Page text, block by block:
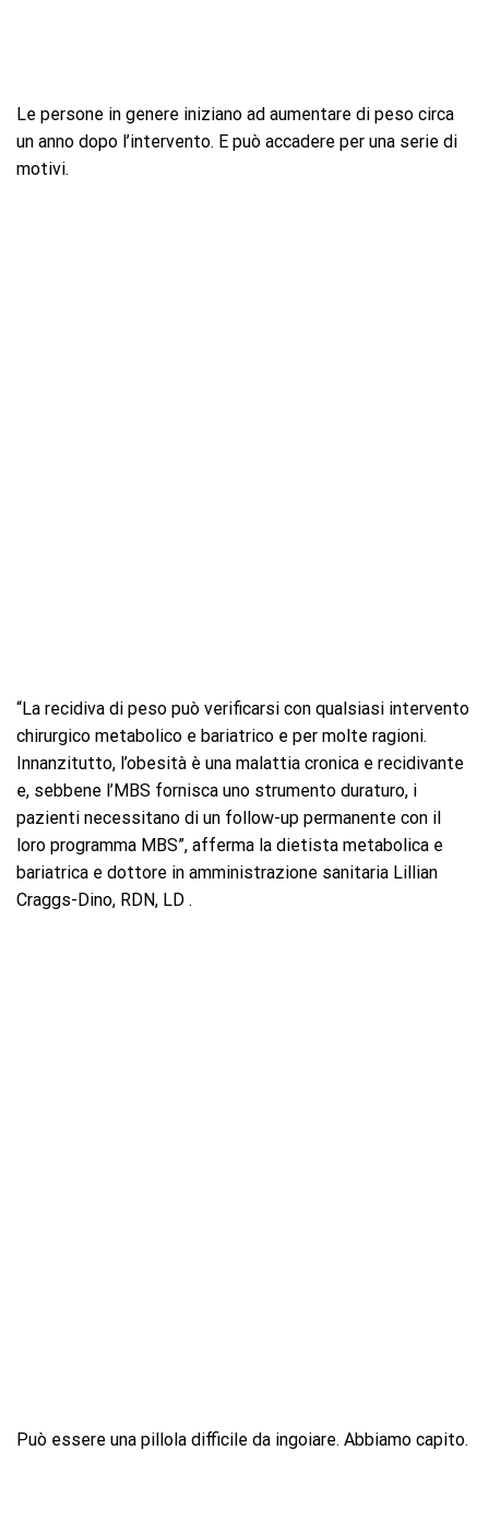
Le persone in genere iniziano ad aumentare di peso circa
un anno dopo l’intervento. E può accadere per una serie di
motivi.
“La recidiva di peso può verificarsi con qualsiasi intervento
chirurgico metabolico e bariatrico e per molte ragioni.
Innanzitutto, l’obesità è una malattia cronica e recidivante
e, sebbene l’MBS fornisca uno strumento duraturo, i
pazienti necessitano di un follow-up permanente con il
loro programma MBS”, afferma la dietista metabolica e
bariatrica e dottore in amministrazione sanitaria Lillian
Craggs-Dino, RDN, LD .
Può essere una pillola difficile da ingoiare. Abbiamo capito.